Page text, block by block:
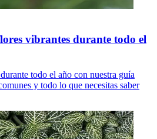
vibrantes durante todo el
todo el año con nuestra guía
y todo lo que necesitas saber